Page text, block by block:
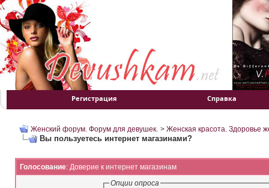
Регистрация Справка
Женский форум. Форум для девушек. > Женская красота. Здоровье
Вы пользуетесь интернет магазинами?
Голосование: Доверие к интернет магазинам
Опции опроса